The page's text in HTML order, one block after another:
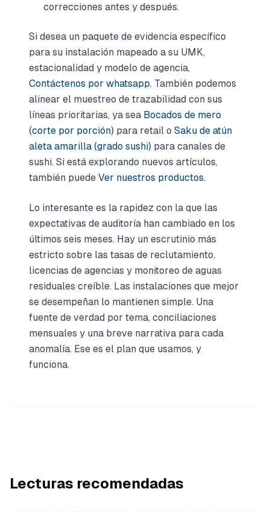
correcciones antes y después.
Si desea un paquete de evidencia específico
para su instalación mapeado a su UMK,
estacionalidad y modelo de agencia,
Contáctenos por whatsapp. También podemos
alinear el muestreo de trazabilidad con sus
líneas prioritarias, ya sea Bocados de mero
(corte por porción) para retail o Saku de atún
aleta amarilla (grado sushi) para canales de
sushi. Si está explorando nuevos artículos,
también puede Ver nuestros productos.
Lo interesante es la rapidez con la que las
expectativas de auditoría han cambiado en los
últimos seis meses. Hay un escrutinio más
estricto sobre las tasas de reclutamiento,
licencias de agencias y monitoreo de aguas
residuales creíble. Las instalaciones que mejor
se desempeñan lo mantienen simple. Una
fuente de verdad por tema, conciliaciones
mensuales y una breve narrativa para cada
anomalía. Ese es el plan que usamos, y
funciona.
Lecturas recomendadas